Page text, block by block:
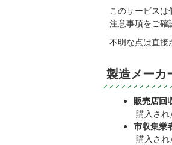
このサービス
注意事項をご確
不明な点は直接
製造メーカ
販売店回
購入され
市収集業
購入され